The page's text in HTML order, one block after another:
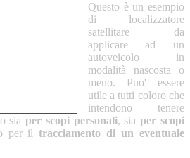
Questo è un esempio
di localizzatore
satellitare da
applicare ad un
autoveicolo in
modalità nascosta o
meno. Puo' essere
utile a tutti coloro che
intendono tenere
siaper scopi personali, siaper scopi
per iltracciamento di un eventuale